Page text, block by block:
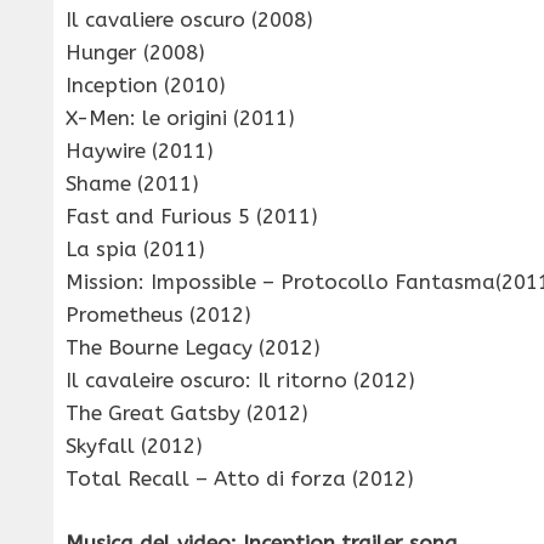
Il cavaliere oscuro (2008)
Hunger (2008)
Inception (2010)
X-Men: le origini (2011)
Haywire (2011)
Shame (2011)
Fast and Furious 5 (2011)
La spia (2011)
Mission: Impossible – Protocollo
Prometheus (2012)
The Bourne Legacy (2012)
Il cavaleire oscuro: Il ritorno (2012)
The Great Gatsby (2012)
Skyfall (2012)
Total Recall – Atto di forza (2012)